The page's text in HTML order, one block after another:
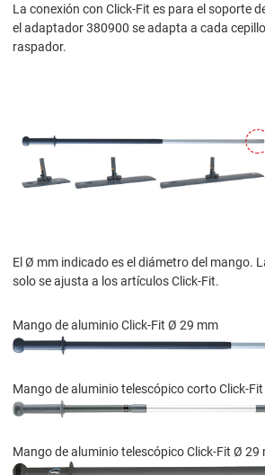
La conexión con Click-Fit es para el soporte
el adaptador 380900 se adapta a cada
raspador.
El Ø mm indicado es el diámetro del mango.
solo se ajusta a los artículos Click-Fit.
Mango de aluminio Click-Fit Ø 29 mm
Mango de aluminio telescópico corto Click-
Mango de aluminio telescópico Click-Fit Ø 29